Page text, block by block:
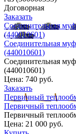
Договорная
Заказать
Соединительная
(440010601)
Соединительная
(440010601)
Соединительная
(440010601)
Цена: 740 руб.
Заказать
Первичный
Первичный
Первичный
Цена: 21 000 руб.